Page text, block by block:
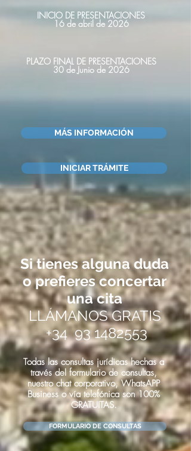
INICIO DE PRESENTACIONES
16 de abril de 2026
PLAZO FINAL DE PRESENTACIONES
30 de Junio de 2026
MÁS INFORMACIÓN
INICIAR TRÁMITE
Si tienes alguna duda
o prefieres concertar
una cita
LLÁMANOS GRATIS
+3493 1482553
Todas las consultas jurídicas hechas a
través del formulario de consultas,
nuestro chat corporativo, WhatsAPP
Business ovía telefónica son 100%
GRATUITAS.
FORMULARIO DE CONSULTAS